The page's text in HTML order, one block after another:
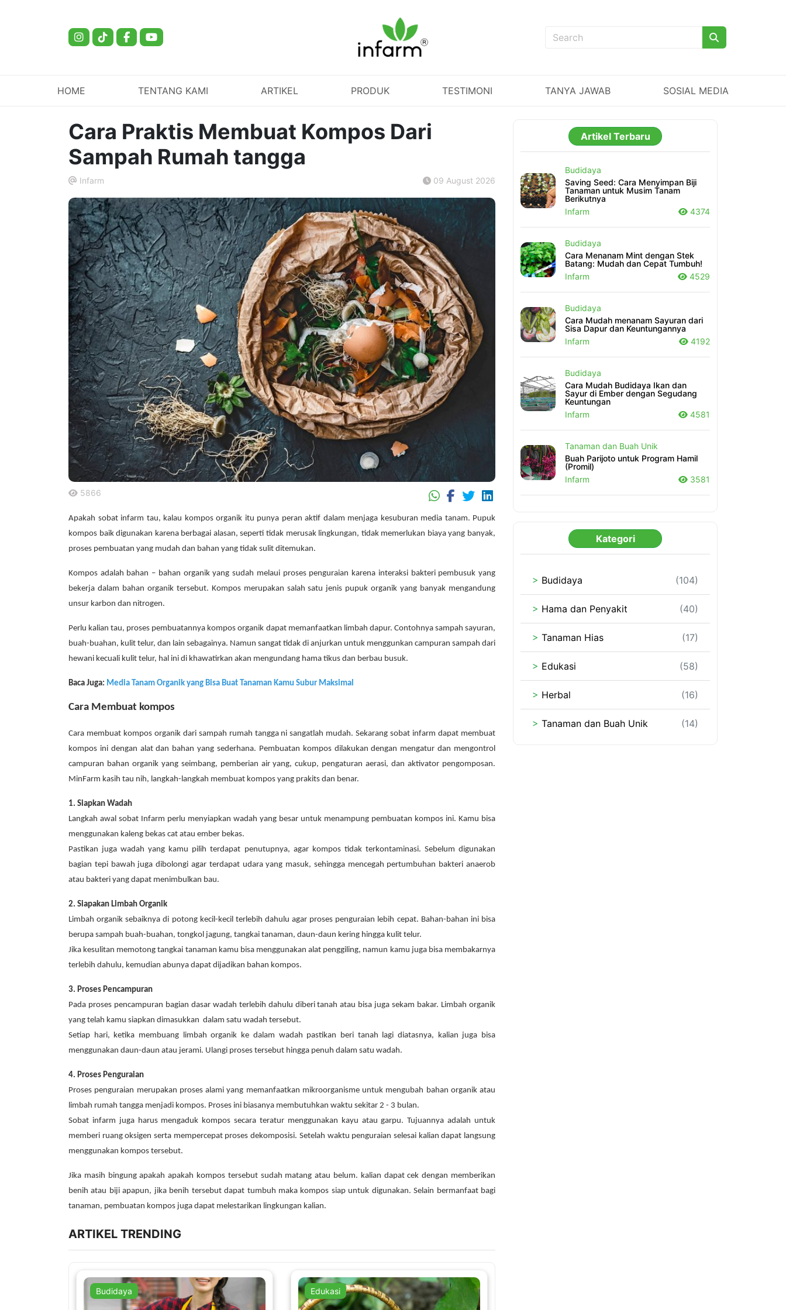
HOME TENTANG KAMI ARTIKEL PRODUK TESTIMONI TANYA JAWAB SOSIAL MEDIA
Cara Praktis Membuat Kompos Dari
Sampah Rumah tangga
Infarm 09 August 2026
5866
Apakah sobat infarm tau, kalau kompos organik itu punya peran aktif dalam menjaga kesuburan media tanam. Pupuk
kompos baik digunakan karena berbagai alasan, seperti tidak merusak lingkungan, tidak memerlukan biaya yang banyak,
proses pembuatan yang mudah dan bahan yang tidak sulit ditemukan.
Kompos adalah bahan – bahan organik yang sudah melaui proses penguraian karena interaksi bakteri pembusuk yang
bekerja dalam bahan organik tersebut. Kompos merupakan salah satu jenis pupuk organik yang banyak mengandung
unsur karbon dan nitrogen.
Perlu kalian tau, proses pembuatannya kompos organik dapat memanfaatkan limbah dapur. Contohnya sampah sayuran,
buah-buahan, kulit telur, dan lain sebagainya. Namun sangat tidak di anjurkan untuk menggunkan campuran sampah dari
hewani kecuali kulit telur, hal ini di khawatirkan akan mengundang hama tikus dan berbau busuk.
Baca Juga: Media Tanam Organik yang Bisa Buat Tanaman Kamu Subur Maksimal
Cara Membuat kompos
Cara membuat kompos organik dari sampah rumah tangga ni sangatlah mudah. Sekarang sobat infarm dapat membuat
kompos ini dengan alat dan bahan yang sederhana. Pembuatan kompos dilakukan dengan mengatur dan mengontrol
campuran bahan organik yang seimbang, pemberian air yang, cukup, pengaturan aerasi, dan aktivator pengomposan.
MinFarm kasih tau nih, langkah-langkah membuat kompos yang prakits dan benar.
1. Siapkan Wadah
Langkah awal sobat Infarm perlu menyiapkan wadah yang besar untuk menampung pembuatan kompos ini. Kamu bisa
menggunakan kaleng bekas cat atau ember bekas.
Pastikan juga wadah yang kamu pilih terdapat penutupnya, agar kompos tidak terkontaminasi. Sebelum digunakan
bagian tepi bawah juga dibolongi agar terdapat udara yang masuk, sehingga mencegah pertumbuhan bakteri anaerob
atau bakteri yang dapat menimbulkan bau.
2. Siapakan Limbah Organik
Limbah organik sebaiknya di potong kecil-kecil terlebih dahulu agar proses penguraian lebih cepat. Bahan-bahan ini bisa
berupa sampah buah-buahan, tongkol jagung, tangkai tanaman, daun-daun kering hingga kulit telur.
Jika kesulitan memotong tangkai tanaman kamu bisa menggunakan alat penggiling, namun kamu juga bisa membakarnya
terlebih dahulu, kemudian abunya dapat dijadikan bahan kompos.
3. Proses Pencampuran
Pada proses pencampuran bagian dasar wadah terlebih dahulu diberi tanah atau bisa juga sekam bakar. Limbah organik
yang telah kamu siapkan dimasukkan dalam satu wadah tersebut.
Setiap hari, ketika membuang limbah organik ke dalam wadah pastikan beri tanah lagi diatasnya, kalian juga bisa
menggunakan daun-daun atau jerami. Ulangi proses tersebut hingga penuh dalam satu wadah.
4. Proses Penguraian
Proses penguraian merupakan proses alami yang memanfaatkan mikroorganisme untuk mengubah bahan organik atau
limbah rumah tangga menjadi kompos. Proses ini biasanya membutuhkan waktu sekitar 2 - 3 bulan.
Sobat infarm juga harus mengaduk kompos secara teratur menggunakan kayu atau garpu. Tujuannya adalah untuk
memberi ruang oksigen serta mempercepat proses dekomposisi. Setelah waktu penguraian selesai kalian dapat langsung
menggunakan kompos tersebut.
Jika masih bingung apakah apakah kompos tersebut sudah matang atau belum. kalian dapat cek dengan memberikan
benih atau biji apapun, jika benih tersebut dapat tumbuh maka kompos siap untuk digunakan. Selain bermanfaat bagi
tanaman, pembuatan kompos juga dapat melestarikan lingkungan kalian.
ARTIKEL TRENDING
Budidaya Edukasi
Artikel Terbaru
Budidaya
Saving Seed: Cara Menyimpan Biji
Tanaman untuk Musim Tanam
Berikutnya
Infarm
4374
Budidaya
Cara Menanam Mint dengan Stek
Batang: Mudah dan Cepat Tumbuh!
Infarm
4529
Budidaya
Cara Mudah menanam Sayuran dari
Sisa Dapur dan Keuntungannya
Infarm
4192
Budidaya
Cara Mudah Budidaya Ikan dan
Sayur di Ember dengan Segudang
Keuntungan
Infarm
4581
Tanaman dan Buah Unik
Buah Parijoto untuk Program Hamil
(Promil)
Infarm
3581
Kategori
> Budidaya (104)
> Hama dan Penyakit (40)
> Tanaman Hias (17)
> Edukasi (58)
> Herbal (16)
> Tanaman dan Buah Unik (14)